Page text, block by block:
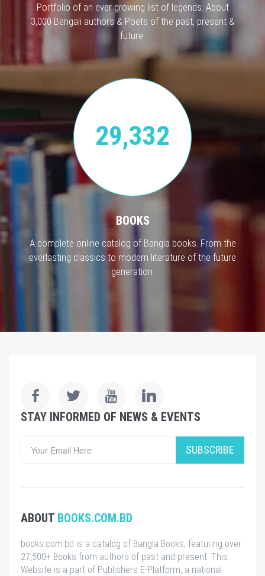
Portfolio of an ever growing list of legends. About
3,000 Bengali authors & Poets of the past, present &
future.
29,332
BOOKS
A complete online catalog of Bangla books. From the
everlasting classics to modern literature of the future
generation.
STAY INFORMED OF NEWS & EVENTS
SUBSCRIBE
ABOUT BOOKS.COM.BD
books.com.bd is a catalog of Bangla Books, featuring over
27,500+ Books from authors of past and present. This
Website is a part of Publishers E-Platform, a national